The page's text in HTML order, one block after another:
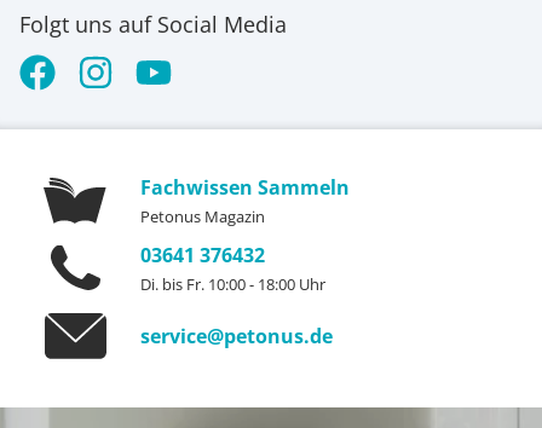
Folgt uns auf Social Media
Fachwissen Sammeln
Petonus Magazin
03641 376432
Di. bis Fr. 10:00 - 18:00 Uhr
service@petonus.de